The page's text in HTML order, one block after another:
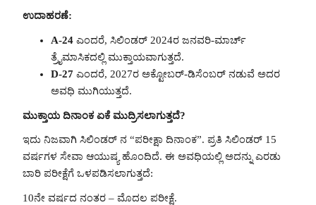
ಉದಾಹರಣೆ:
A-24 ಎಂದರೆ, ಸಿಲಿಂಡರ್ 2024ರ ಜನವರಿ-ಮಾರ್ಚ್
ತ್ರೈಮಾಸಿಕದಲ್ಲಿ ಮುಕ್ತಾಯವಾಗುತ್ತದೆ.
D-27 ಎಂದರೆ, 2027ರ ಅಕ್ಟೋಬರ್-ಡಿಸೆಂಬರ್ ನಡುವೆ ಅದರ
ಅವಧಿ ಮುಗಿಯುತ್ತದೆ.
ಮುಕ್ತಾಯ ದಿನಾಂಕ ಏಕೆ ಮುದ್ರಿಸಲಾಗುತ್ತದೆ?
ಇದು ನಿಜವಾಗಿ ಸಿಲಿಂಡರ್ ನ “ಪರೀಕ್ಷಾ ದಿನಾಂಕ”. ಪ್ರತಿ ಸಿಲಿಂಡರ್ 15
ವರ್ಷಗಳ ಸೇವಾ ಆಯುಷ್ಯ ಹೊಂದಿದೆ. ಈ ಅವಧಿಯಲ್ಲಿ ಅದನ್ನು ಎರಡು
ಬಾರಿ ಪರೀಕ್ಷೆಗೆ ಒಳಪಡಿಸಲಾಗುತ್ತದೆ:
10ನೇ ವರ್ಷದ ನಂತರ – ಮೊದಲ ಪರೀಕ್ಷೆ.